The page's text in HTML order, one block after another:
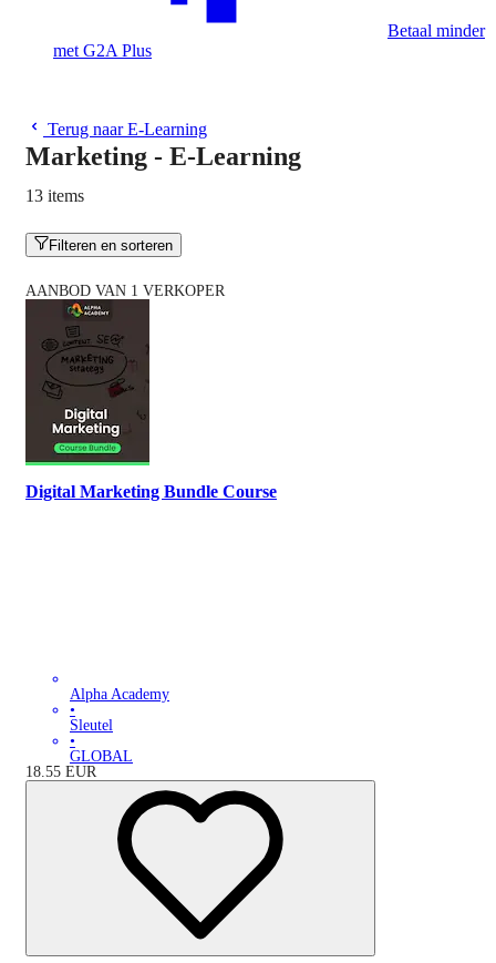
Betaal minder
met G2A Plus
Terug naar E-Learning
Marketing - E-Learning
13 items
Filteren en sorteren
AANBOD VAN 1 VERKOPER
Digital Marketing Bundle Course
Alpha Academy
•
Sleutel
•
GLOBAL
18.55 EUR